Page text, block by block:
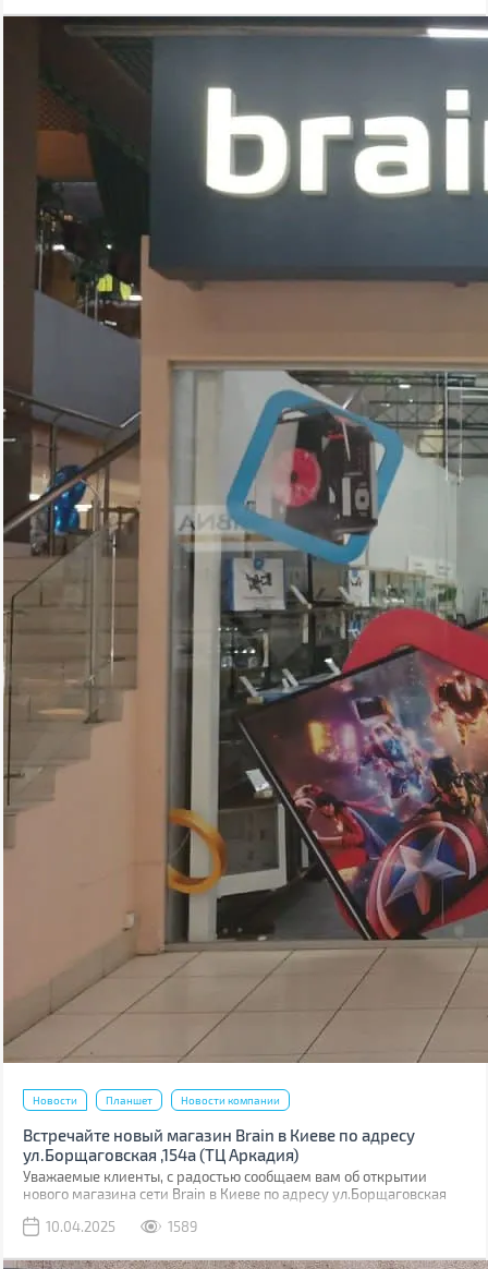
Новости Планшет Новости компании
Встречайте новый магазин Brain в Киеве по адресу
ул.Борщаговская ,154а (ТЦ Аркадия)
Уважаемые клиенты, с радостью сообщаем вам об открытии
нового магазина сети Brain в Киеве по адресу ул.Борщаговская
10.04.2025
1589